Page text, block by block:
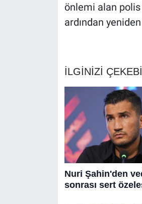
önlemi alan
ardından yeniden